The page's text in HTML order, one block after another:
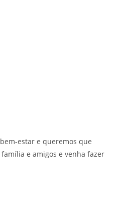
estar e queremos que
e amigos e venha fazer